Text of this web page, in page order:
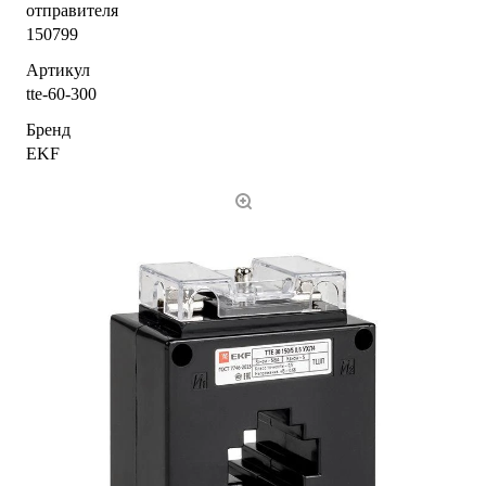
отправителя
150799
Артикул
tte-60-300
Бренд
EKF